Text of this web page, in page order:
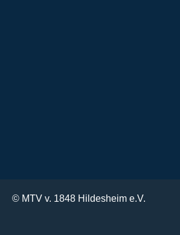
© MTV v. 1848 Hildesheim e.V.